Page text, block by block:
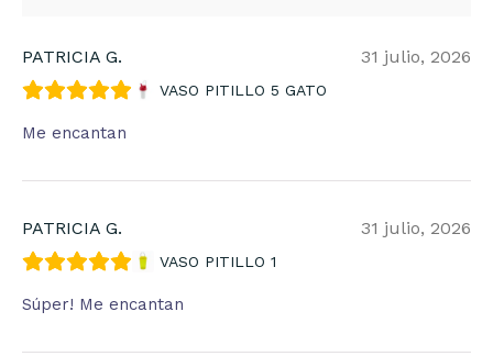
PATRICIA G. 31 julio, 2026
VASO PITILLO 5 GATO
Me encantan
PATRICIA G. 31 julio, 2026
VASO PITILLO 1
Súper! Me encantan